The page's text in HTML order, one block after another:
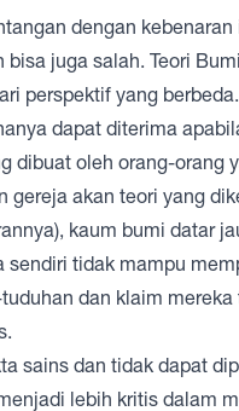
dengan
juga salah. Teori
perspektif yang
dapat diterima
dibuat oleh orang-orang
gereja akan teori yang
kaum bumi datar
tidak mampu
dan klaim
sains dan tidak dapat
lebih kritis dalam